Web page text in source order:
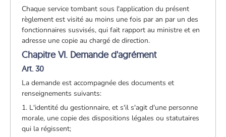
Chaque service tombant sous l'application du présent
règlement est visité au moins une fois par an par un des
fonctionnaires susvisés, qui fait rapport au ministre et en
adresse une copie au chargé de direction.
Chapitre VI. Demande d'agrément
Art. 30
La demande est accompagnée des documents et
renseignements suivants:
1. L'identité du gestionnaire, et s'il s'agit d'une personne
morale, une copie des dispositions légales ou statutaires
qui la régissent;